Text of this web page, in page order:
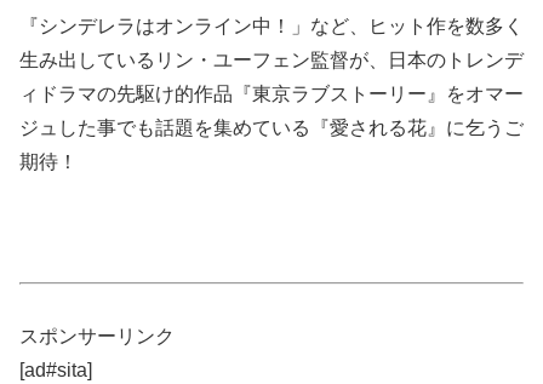
『シンデレラはオンライン中！」など、ヒット作を数多く
生み出しているリン・ユーフェン監督が、日本のトレンデ
ィドラマの先駆け的作品『東京ラブストーリー』をオマー
ジュした事でも話題を集めている『愛される花』に乞うご
期待！
スポンサーリンク
[ad#sita]